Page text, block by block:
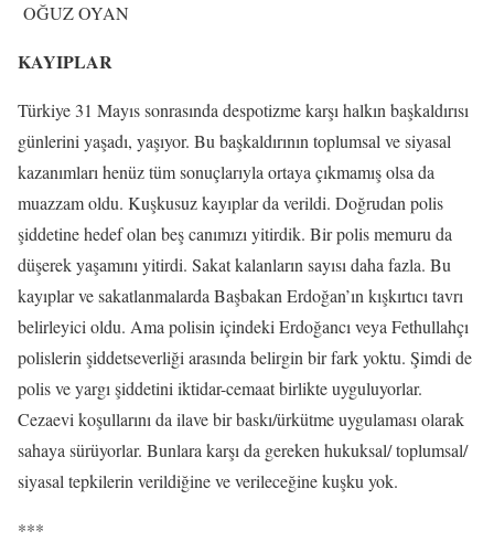
OĞUZ OYAN
KAYIPLAR
Türkiye 31 Mayıs sonrasında despotizme karşı halkın başkaldırısı
günlerini yaşadı, yaşıyor. Bu başkaldırının toplumsal ve siyasal
kazanımları henüz tüm sonuçlarıyla ortaya çıkmamış olsa da
muazzam oldu. Kuşkusuz kayıplar da verildi. Doğrudan polis
şiddetine hedef olan beş canımızı yitirdik. Bir polis memuru da
düşerek yaşamını yitirdi. Sakat kalanların sayısı daha fazla. Bu
kayıplar ve sakatlanmalarda Başbakan Erdoğan’ın kışkırtıcı tavrı
belirleyici oldu. Ama polisin içindeki Erdoğancı veya Fethullahçı
polislerin şiddetseverliği arasında belirgin bir fark yoktu. Şimdi de
polis ve yargı şiddetini iktidar-cemaat birlikte uyguluyorlar.
Cezaevi koşullarını da ilave bir baskı/ürkütme uygulaması olarak
sahaya sürüyorlar. Bunlara karşı da gereken hukuksal/ toplumsal/
siyasal tepkilerin verildiğine ve verileceğine kuşku yok.
***